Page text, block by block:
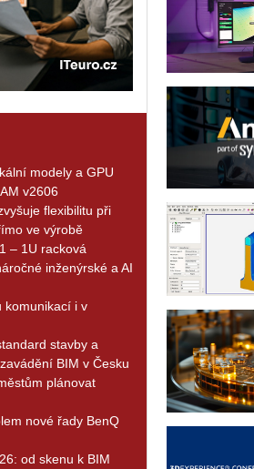
modely a GPU
v2606
flexibilitu při
ve výrobě
– 1U racková
inženýrské a AI
komunikací i v
stavby a
BIM v Česku
plánovat
nové řady BenQ
od skenu k BIM